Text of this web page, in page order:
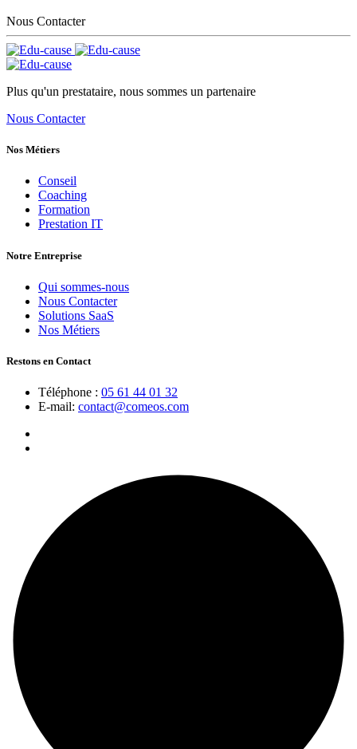
Nous Contacter
Plus qu'un prestataire, nous sommes un partenaire
Nous Contacter
Nos Métiers
Conseil
Coaching
Formation
Prestation IT
Notre Entreprise
Qui sommes-nous
Nous Contacter
Solutions SaaS
Nos Métiers
Restons en Contact
Téléphone : 05 61 44 01 32
E-mail: contact@comeos.com